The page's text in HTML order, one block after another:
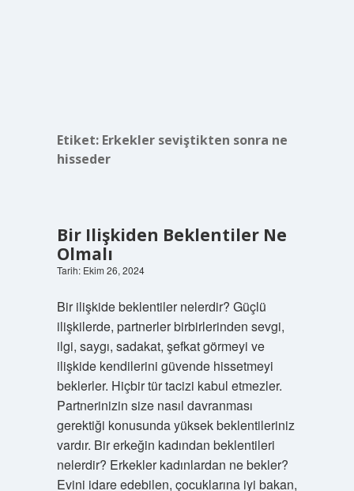
Etiket: Erkekler seviştikten sonra ne
hisseder
Bir Ilişkiden Beklentiler Ne
Olmalı
Tarih: Ekim 26, 2024
Bir ilişkide beklentiler nelerdir? Güçlü
ilişkilerde, partnerler birbirlerinden sevgi,
ilgi, saygı, sadakat, şefkat görmeyi ve
ilişkide kendilerini güvende hissetmeyi
beklerler. Hiçbir tür tacizi kabul etmezler.
Partnerinizin size nasıl davranması
gerektiği konusunda yüksek beklentileriniz
vardır. Bir erkeğin kadından beklentileri
nelerdir? Erkekler kadınlardan ne bekler?
Evini idare edebilen, çocuklarına iyi bakan,